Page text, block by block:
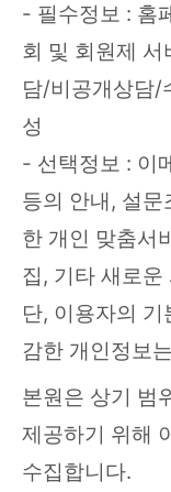
- 필수정보 : 홈
회 및 회원제 서
담/비공개상담/
성
- 선택정보 : 이
등의 안내, 설문
한 개인 맞춤서
집, 기타 새로운
단, 이용자의
감한 개인정보
본원은 상기 범
제공하기 위해
수집합니다.